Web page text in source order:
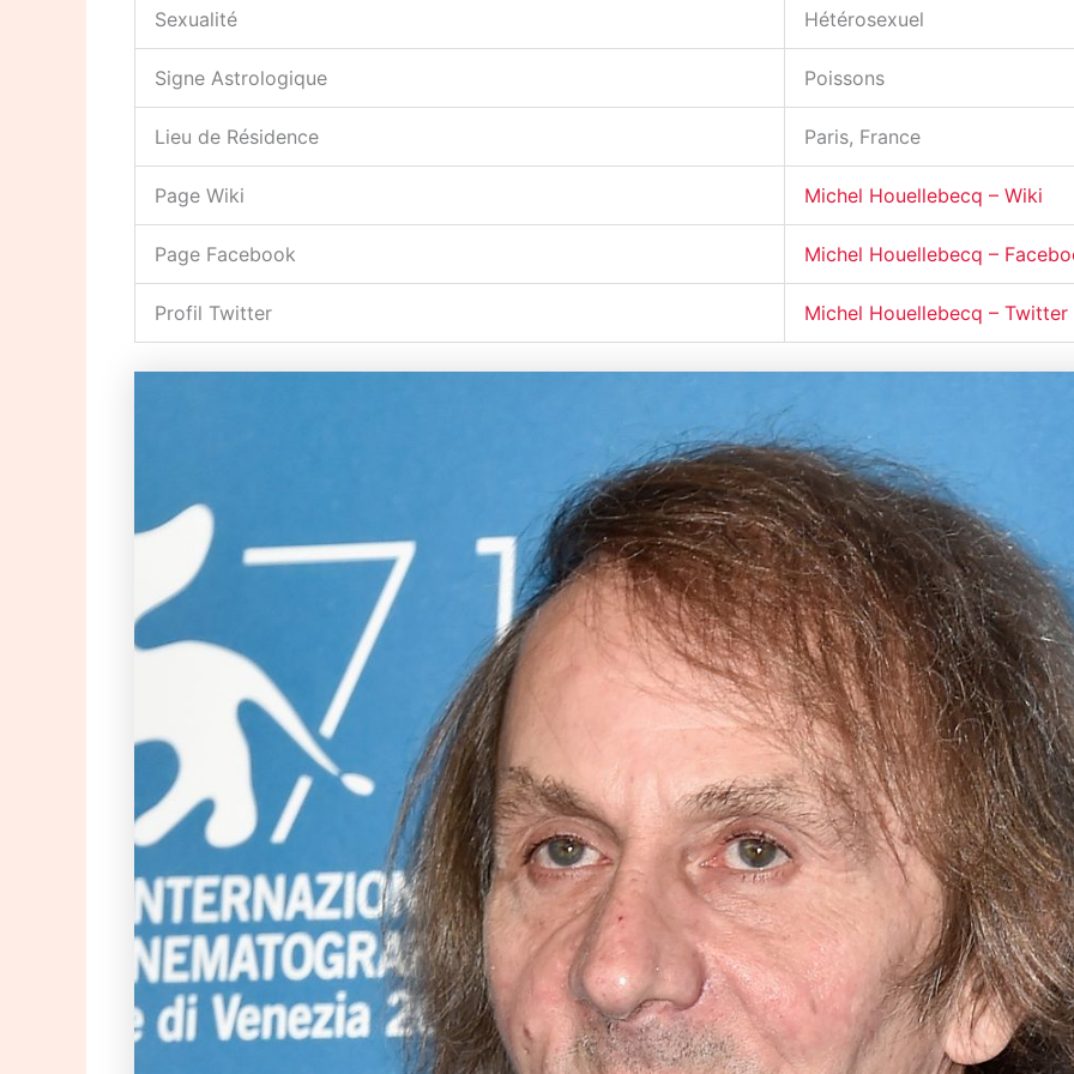
Sexualité Hétérosexuel
Signe Astrologique Poissons
Lieu de Résidence Paris, France
Page Wiki Michel Houellebecq – Wiki
Page Facebook Michel Houellebecq –
Profil Twitter Michel Houellebecq – Twitter